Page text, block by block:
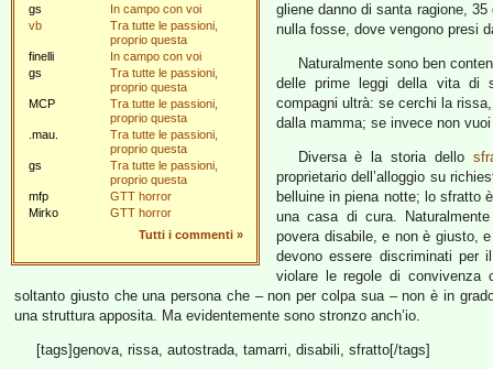
gs
In campo con voi
vb
Tra tutte le passioni,
proprio questa
finelli
In campo con voi
gs
Tra tutte le passioni,
proprio questa
MCP
Tra tutte le passioni,
proprio questa
.mau.
Tra tutte le passioni,
proprio questa
gs
Tra tutte le passioni,
proprio questa
mfp
GTT horror
Mirko
GTT horror
Tutti i commenti »
gliene danno di santa ragione,
nulla fosse, dove vengono presi
Naturalmente sono ben
delle prime leggi della vita di
compagni ultrà: se cerchi la
dalla mamma; se invece non
Diversa è la storia dello
proprietario dell’alloggio su
belluine in piena notte; lo sfratto
una casa di cura.
povera disabile, e non è giusto,
devono essere discriminati per
violare le regole di
soltanto giusto che una persona che – non per colpa sua – non è in
una struttura apposita. Ma evidentemente sono stronzo anch’io.
[tags]genova, rissa, autostrada, tamarri, disabili, sfratto[/tags]